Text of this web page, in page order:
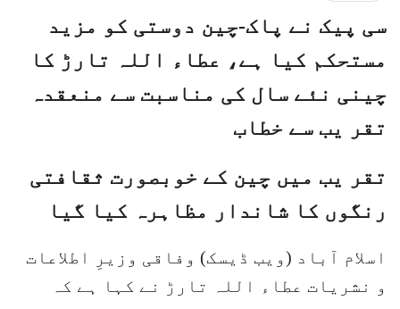
سی پیک نے پاک-چین دوستی کو مزید
مستحکم کیا ہے، عطاء اللہ تارڑ کا
چینی نئے سال کی مناسبت سے منعقدہ
تقر یب سے خطاب
تقر یب میں چین کے خوبصورت ثقافتی
رنگوں کا شاندار مظاہرہ کیا گیا
اسلام آباد (ویب ڈیسک) وفاقی وزیرِ اطلاعات
و نشریات عطاء اللہ تارڑ نے کہا ہے کہ